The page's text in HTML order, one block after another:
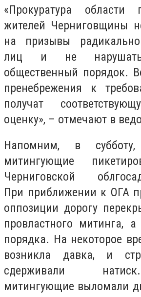
«Прокуратура области
жителей Черниговщины
на призывы
лиц и не
общественный порядок.
пренебрежения к
получат
оценку», – отмечают в
Напомним, в
митингующие
Черниговской
При приближении к ОГА
оппозиции дорогу
провластного митинга,
порядка. На некоторое
возникла давка, и
сдерживали
митингующие выломали